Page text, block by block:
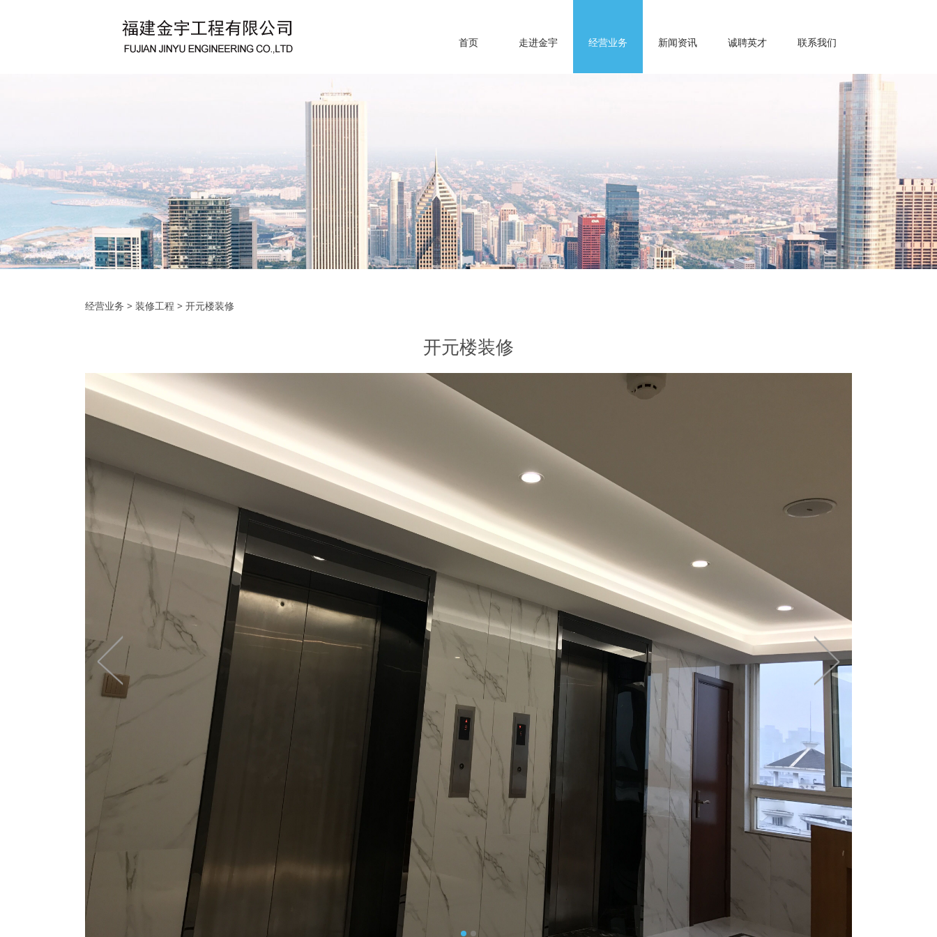
首页 走进金宇 经营业务 新闻资讯 诚聘英才 联系我们
开元楼装修
经营业务 > 装修工程 > 开元楼装修
开元楼装修